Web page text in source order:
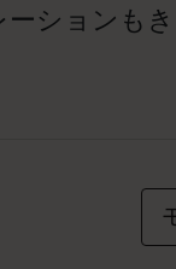
ションも